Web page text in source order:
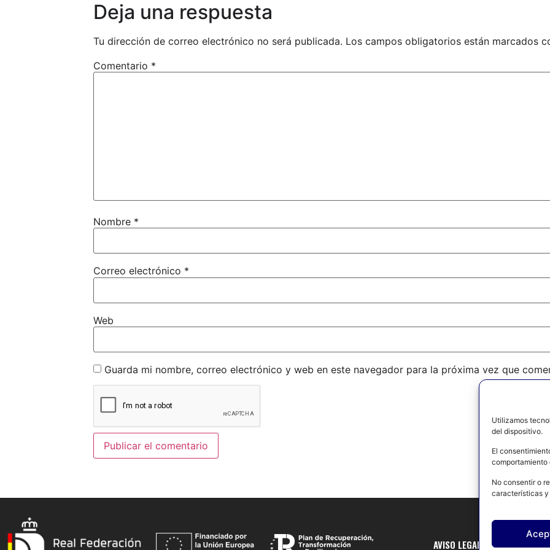
Utilizamos
del dispositivo.
El
comportamiento
No consentir o
características y
FORMULARIO DE INSCRIPCIÓN A PNTD
AUTORIZACIÓN PATERNA-MATERNA
Deja una respuesta
Tu dirección de correo electrónico no será publicada. Los campos obligatorios están marcados
Comentario *
Nombre *
Correo electrónico *
Web
Guarda mi nombre, correo electrónico y web en este navegador para la próxima vez que
AVISO LEGAL POLÍTICA DE